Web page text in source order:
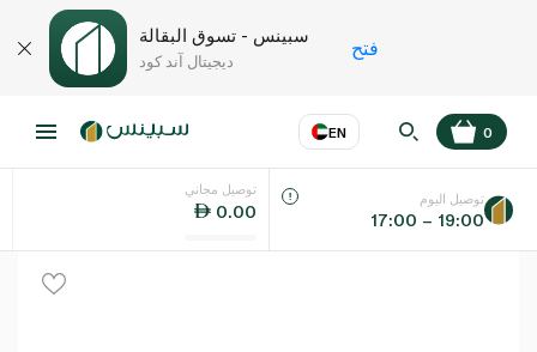
سبينس - تسوق البقالة
ديجيتال آند كود
فتح
EN
اللغة عر
0
توصيل مجاني
0.00
توصيل اليوم
17:00 – 19:00